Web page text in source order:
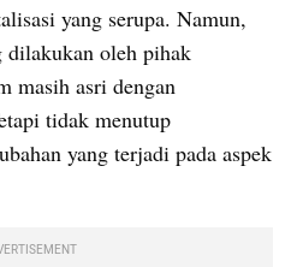
yang serupa. Namun,
dilakukan oleh pihak
masih asri dengan
tidak menutup
yang terjadi pada aspek